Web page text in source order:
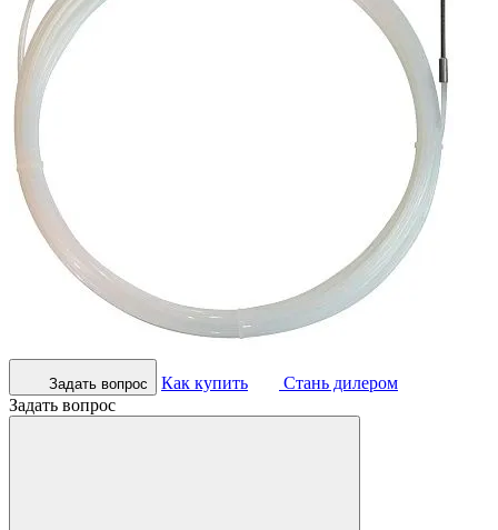
Задать вопрос Как купить
Стань дилером
Задать вопрос